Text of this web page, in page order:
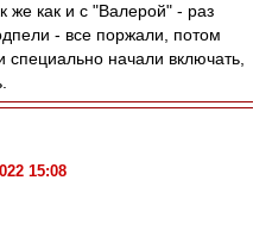
же как и с "Валерой" - раз
- все поржали, потом
начали включать,
15:08